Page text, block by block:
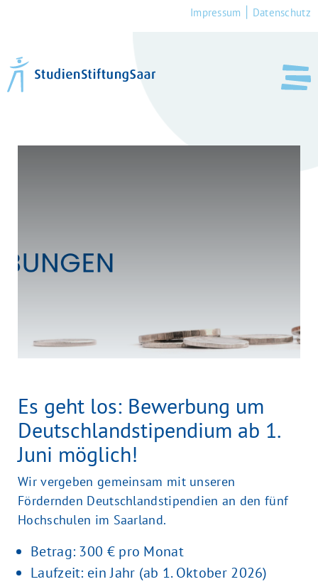
Impressum Datenschutz
Studierende
Es geht los: Bewerbung um
Deutschlandstipendium ab 1.
Juni möglich!
Wir vergeben gemeinsam mit unseren
Fördernden Deutschlandstipendien an den fünf
Hochschulen im Saarland.
Betrag: 300 € pro Monat
Laufzeit: ein Jahr (ab 1. Oktober 2026)